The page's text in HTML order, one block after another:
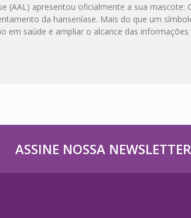
(AAL) apresentou oficialmente a sua mascote:
da hanseníase. Mais do que um
saúde e ampliar o alcance das informações
ASSINE NOSSA